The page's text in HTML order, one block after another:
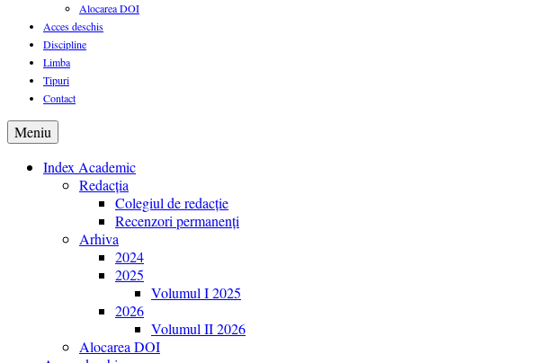
Alocarea DOI
Acces deschis
Discipline
Limba
Tipuri
Contact
Meniu
Index Academic
Redacția
Colegiul de redacție
Recenzori permanenți
Arhiva
2024
2025
Volumul I 2025
2026
Volumul II 2026
Alocarea DOI